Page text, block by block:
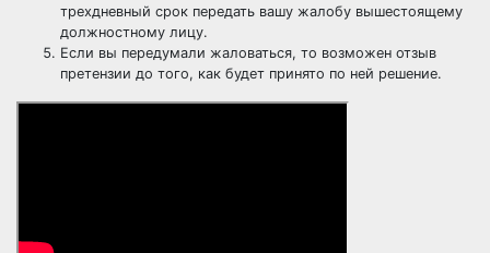
трехдневный срок передать вашу жалобу вышестоящему
должностному лицу.
Если вы передумали жаловаться, то возможен отзыв
претензии до того, как будет принято по ней решение.